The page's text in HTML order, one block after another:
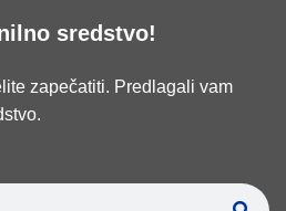
sredstvo!
zapečatiti. Predlagali vam